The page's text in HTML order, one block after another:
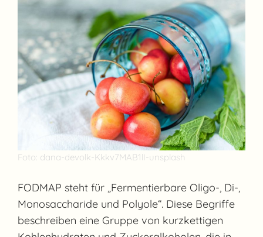
Foto: dana-devolk-Kkkv7MAB1lI-unsplash
FODMAP steht für „Fermentierbare Oligo-, Di-,
Monosaccharide und Polyole“. Diese Begriffe
beschreiben eine Gruppe von kurzkettigen